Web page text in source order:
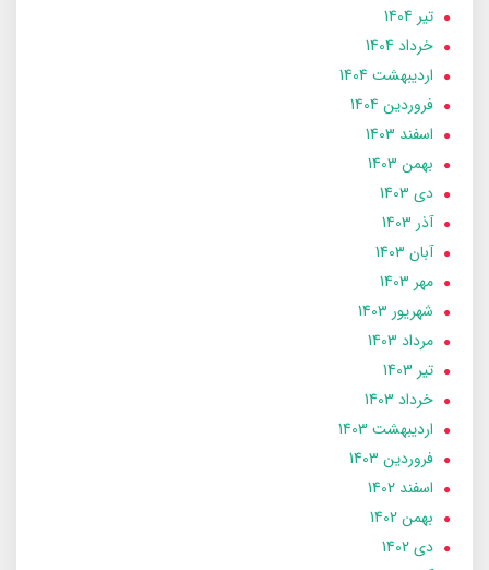
تير 1404
خرداد 1404
ارديبهشت 1404
فروردین 1404
اسفند 1403
بهمن 1403
دی 1403
آذر 1403
آبان 1403
مهر 1403
شهریور 1403
مرداد 1403
تير 1403
خرداد 1403
ارديبهشت 1403
فروردین 1403
اسفند 1402
بهمن 1402
دی 1402